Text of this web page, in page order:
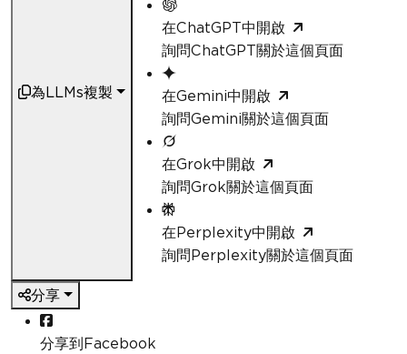
為LLMs複製
在ChatGPT中開啟
詢問ChatGPT關於這個頁面
在Gemini中開啟
詢問Gemini關於這個頁面
在Grok中開啟
詢問Grok關於這個頁面
在Perplexity中開啟
詢問Perplexity關於這個頁面
分享
分享到Facebook